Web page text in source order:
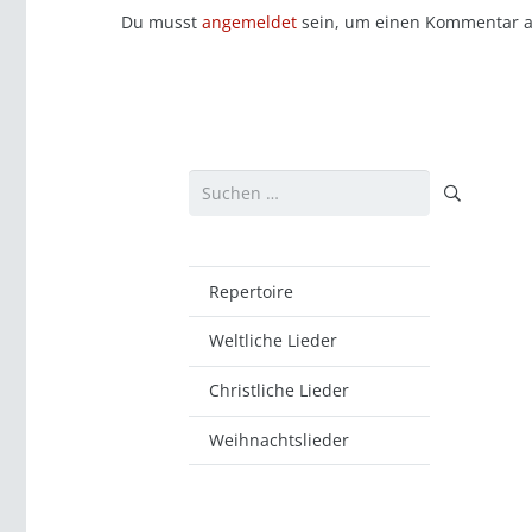
Du musst angemeldet sein, um einen Kommentar
Suchen
Repertoire
Weltliche Lieder
Christliche Lieder
Weihnachtslieder